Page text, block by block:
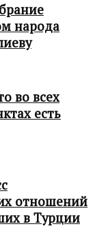
народа
во всех
есть
отношений
в Турции